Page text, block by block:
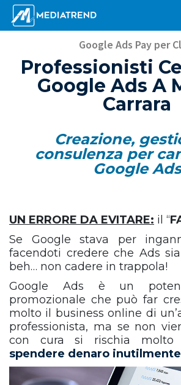
Google Ads Pay per
Professionisti
Google Ads A
Carrara
Creazione,
consulenza per
Google Ads
UN ERRORE DA EVITARE: il “
Se Google stava per
facendoti credere che Ads
beh… non cadere in trappola!
Google Ads è un
promozionale che può far
molto il business online di
professionista, ma se non
con cura si rischia molto
spendere denaro inutilmente